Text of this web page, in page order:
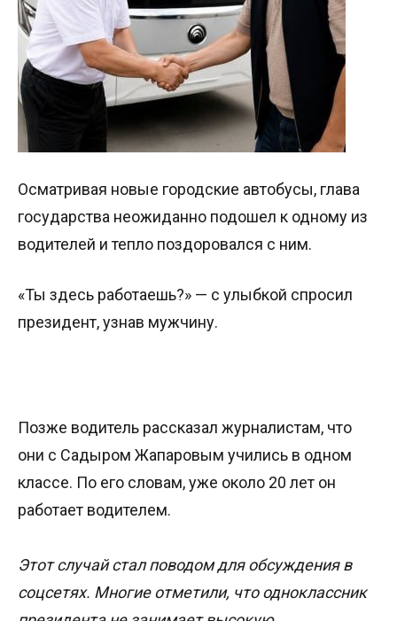
Осматривая новые городские автобусы, глава
государства неожиданно подошел к одному из
водителей и тепло поздоровался с ним.
«Ты здесь работаешь?» — с улыбкой спросил
президент, узнав мужчину.
Позже водитель рассказал журналистам, что
они с Садыром Жапаровым учились в одном
классе. По его словам, уже около 20 лет он
работает водителем.
Этот случай стал поводом для обсуждения в
соцсетях. Многие отметили, что одноклассник